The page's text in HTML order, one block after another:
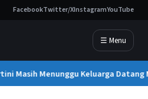
FacebookTwitter/XInstagramYouTube
☰ Menu
Masih Menunggu Keluarga Datang